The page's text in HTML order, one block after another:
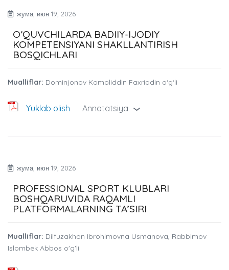
жума, июн 19, 2026
O‘QUVCHILARDA BADIIY-IJODIY
KOMPETENSIYANI SHAKLLANTIRISH
BOSQICHLARI
Mualliflar: Dominjonov Komoliddin Faxriddin o‘g‘li
Yuklab olish Annotatsiya ›
жума, июн 19, 2026
PROFESSIONAL SPORT KLUBLARI
BOSHQARUVIDA RAQAMLI
PLATFORMALARNING TA’SIRI
Mualliflar: Dilfuzakhon Ibrohimovna Usmanova, Rabbimov
Islombek Abbos o'g'li